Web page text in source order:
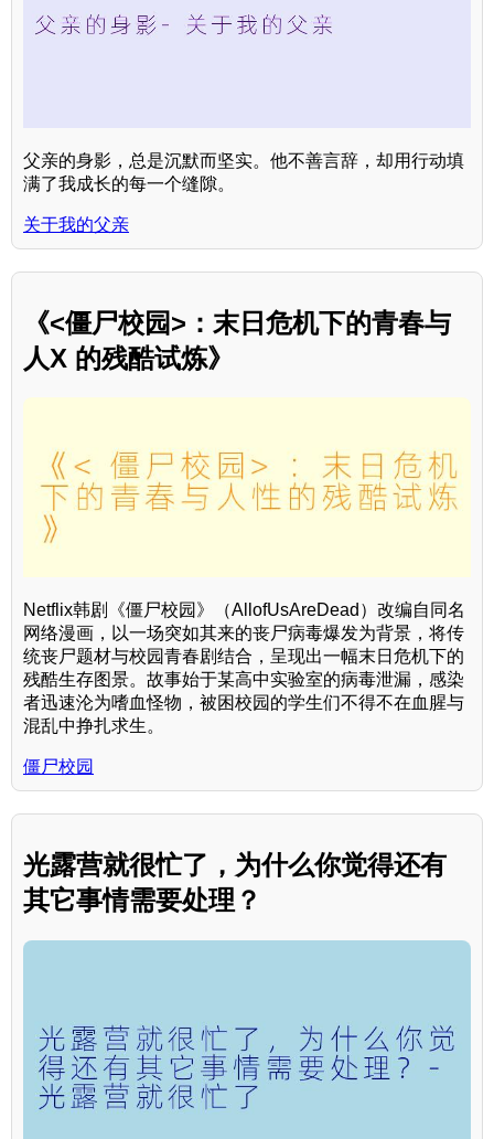
父亲的身影，总是沉默而坚实。他不善言辞，却用行动填
满了我成长的每一个缝隙。
关于我的父亲
《<僵尸校园>：末日危机下的青春与
人X 的残酷试炼》
Netflix韩剧《僵尸校园》（AllofUsAreDead）改编自同名
网络漫画，以一场突如其来的丧尸病毒爆发为背景，将传
统丧尸题材与校园青春剧结合，呈现出一幅末日危机下的
残酷生存图景。故事始于某高中实验室的病毒泄漏，感染
者迅速沦为嗜血怪物，被困校园的学生们不得不在血腥与
混乱中挣扎求生。
僵尸校园
光露营就很忙了，为什么你觉得还有
其它事情需要处理？